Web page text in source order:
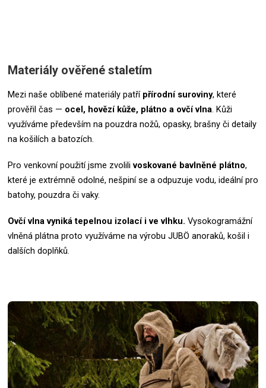
Materiály ověřené staletím
Mezi naše oblíbené materiály patří přírodní suroviny, které
prověřil čas — ocel, hovězí kůže, plátno a ovčí vlna. Kůži
využíváme především na pouzdra nožů, opasky, brašny či detaily
na košilích a batozích.
Pro venkovní použití jsme zvolili voskované bavlněné plátno,
které je extrémně odolné, nešpiní se a odpuzuje vodu, ideální pro
batohy, pouzdra či vaky.
Ovčí vlna vyniká tepelnou izolací i ve vlhku. Vysokogramážní
vlněná plátna proto využíváme na výrobu JUBÖ anoraků, košil i
dalších doplňků.